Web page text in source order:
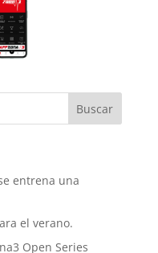
entrena una
el verano.
Open Series